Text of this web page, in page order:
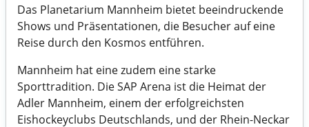
Das Planetarium Mannheim bietet beeindruckende
Shows und Präsentationen, die Besucher auf eine
Reise durch den Kosmos entführen.
Mannheim hat eine zudem eine starke
Sporttradition. Die SAP Arena ist die Heimat der
Adler Mannheim, einem der erfolgreichsten
Eishockeyclubs Deutschlands, und der Rhein-Neckar